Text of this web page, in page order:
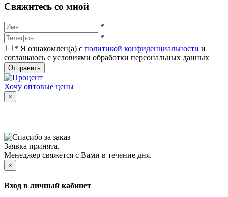
Cвяжитесь со мной
*
*
* Я ознакомлен(а) с политикой конфиденциальности и
соглашаюсь с условиями обработки персональных данных
Отправить
Хочу оптовые цены
×
Заявка принята.
Менеджер свяжется с Вами в течение дня.
×
Вход в личный кабинет